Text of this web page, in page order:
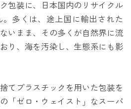
包装に、日本国内のリサイクル
多くは、途上国に輸出された
いまま、その多くが自然界に流
り、海を汚染し、生態系にも影
てプラスチックを用いた包装を
「ゼロ・ウェイスト」なスーパ